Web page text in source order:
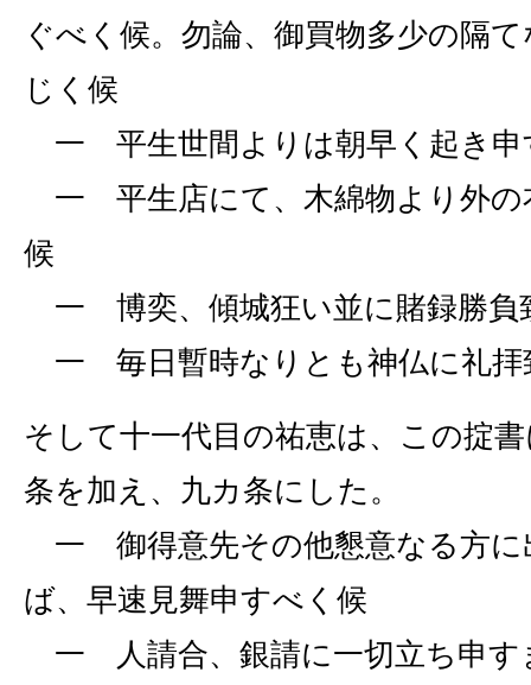
ぐべく候。勿論、御買物多少の隔
じく候
一 平生世間よりは朝早く起き申
一 平生店にて、木綿物より外の
候
一 博奕、傾城狂い並に賭録勝負
一 毎日暫時なりとも神仏に礼拝
そして十一代目の祐恵は、この掟
条を加え、九カ条にした。
一 御得意先その他懇意なる方に
ば、早速見舞申すべく候
一 人請合、銀請に一切立ち申す